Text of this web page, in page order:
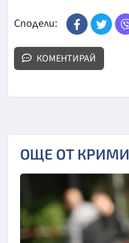
Сподели:
КОМЕНТИРАЙ
ОЩЕ ОТ КРИМИ